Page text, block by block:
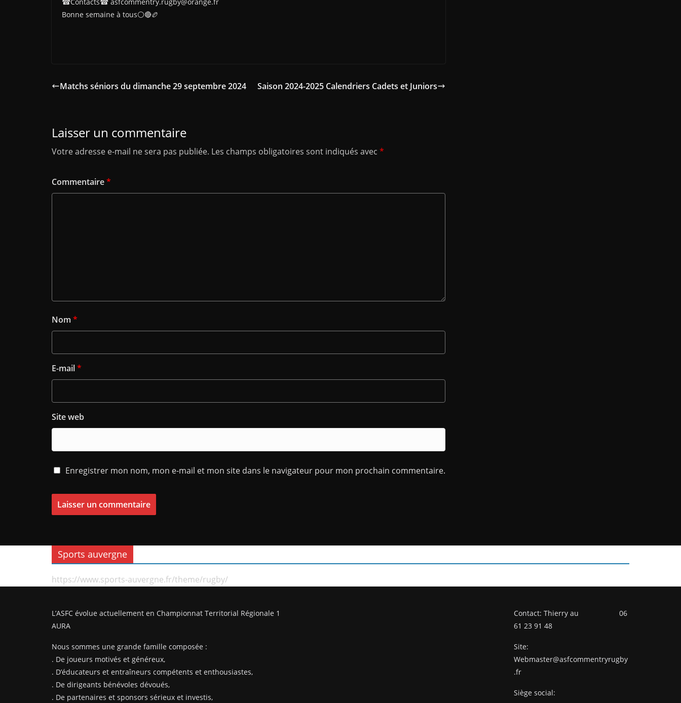
Bonne semaine à tous⚪🔴🏉
Matchs séniors du dimanche 29 septembre 2024 Saison 2024-2025 Calendriers Cadets et Juniors
Laisser un commentaire
Votre adresse e-mail ne sera pas publiée. Les champs obligatoires sont indiqués avec *
Commentaire*
Nom *
E-mail*
Site web
Enregistrer mon nom, mon e-mail et mon site dans le navigateur pour mon prochain commentaire.
Sports auvergne
https://www.sports-auvergne.fr/theme/rugby/
L’ASFC évolue actuellement en Championnat Territorial Régionale 1
AURA
Nous sommes une grande famille composée :
. De joueurs motivés et généreux,
. D’éducateurs et entraîneurs compétents et enthousiastes,
. De dirigeants bénévoles dévoués,
. De partenaires et sponsors sérieux et investis,
Contact: Thierry au 06
61 23 91 48
Site:
Webmaster@asfcommentryrugby
.fr
Siège social: